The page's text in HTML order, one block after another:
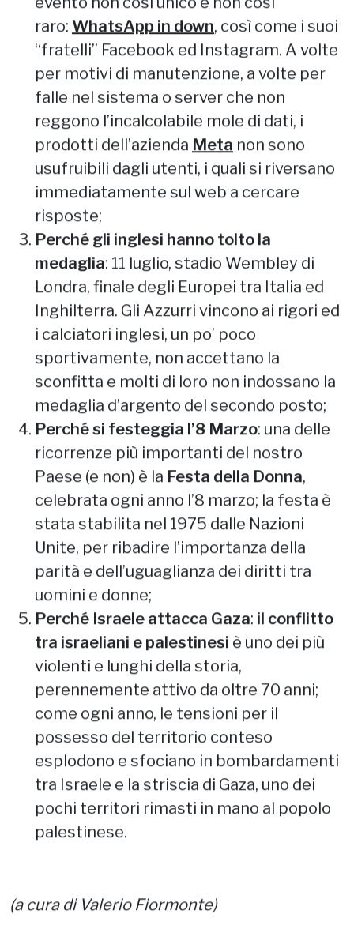
evento non così unico e non così
raro: WhatsApp in down, così come i suoi
“fratelli” Facebook ed Instagram. A volte
per motivi di manutenzione, a volte per
falle nel sistema o server che non
reggono l’incalcolabile mole di dati, i
prodotti dell’azienda Meta non sono
usufruibili dagli utenti, i quali si riversano
immediatamente sul web a cercare
risposte;
Perché gli inglesi hanno tolto la
medaglia: 11 luglio, stadio Wembley di
Londra, finale degli Europei tra Italia ed
Inghilterra. Gli Azzurri vincono ai rigori ed
i calciatori inglesi, un po’ poco
sportivamente, non accettano la
sconfitta e molti di loro non indossano la
medaglia d’argento del secondo posto;
Perché si festeggia l’8 Marzo: una delle
ricorrenze più importanti del nostro
Paese (e non) è la Festa della Donna,
celebrata ogni anno l’8 marzo; la festa è
stata stabilita nel 1975 dalle Nazioni
Unite, per ribadire l’importanza della
parità e dell’uguaglianza dei diritti tra
uomini e donne;
Perché Israele attacca Gaza: il conflitto
tra israeliani e palestinesi è uno dei più
violenti e lunghi della storia,
perennemente attivo da oltre 70 anni;
come ogni anno, le tensioni per il
possesso del territorio conteso
esplodono e sfociano in bombardamenti
tra Israele e la striscia di Gaza, uno dei
pochi territori rimasti in mano al popolo
palestinese.
(a cura di Valerio Fiormonte)